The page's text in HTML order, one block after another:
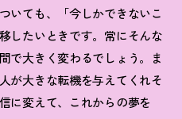
いても、「今しかできないこ
したいときです。常にそんな
で大きく変わるでしょう。ま
が大きな転機を与えてくれそ
に変えて、これからの夢を